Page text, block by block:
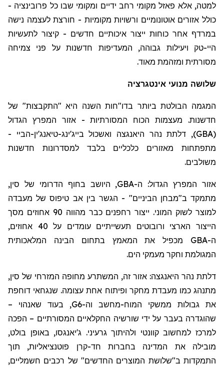
למטה, אלא פאזלמקומי רחב ידיים ומקומי שבו כל פרובינציה -
כולל אזורים אוטונומיים ורשויות מקומיות - חורצת לעצמה נישה
במרדף אחר כוחות ייצור איכותיים חדשים - קיצור לתעשיות
היי-טק ויעילות גבוהה, המעדיפות חדשנות על פני צמיחה
מסורתית ומזהמת מאוד.
שלושה מנועי אינטגרציה
המגמה הבולטת ביותר בדו"חות השנה היא "התקבצות" של
חדשנות. מעצמות הכוח המסורתיות - אזור המפרץ הגדול
(
GBA), דלתת נהר היאנגצה ואשכול בייג'ינג-טיאנג'ין-הביי -
מתפתחות מאזורים כלכליים בלבד למסדרונות חדשנות
משולבים.
אזור המפרץ הגדול: ה-GBA, היושב בחוף הדרומי של סין,
מתמקד ב"מבחן הביניים" - הגשר בין אב טיפוס של מעבדה
למוצר לשוק המוני. ייצור רחפנים
כבר מהווה 90 אחוזים מסך
הייצור הארצי ורובוטים תעשייתיים עומדים על 40 אחוזים,
ה-GBA מכפיל את המאמץ בתחום הבינה המלאכותית
המגולמת וחקר מעמקי הים.
דלתת נהר היאנגצה: אזור זה, המשתרע מחופה המזרחי של סין,
מתנהג כמו מעבדת מחקר ופיתוח אחת עצומה. שנגחאי דוחפת
את גבולות ממשקי המוח-מחשב וה-6 G, בעוד שאנהוי –
שהוגדרה בעבר על ידי שורשיה החקלאיים המסורתיים – הפכה
למרכז למחשוב קוונטי ולהיתוך גרעיני. ג'יאנגסו, באופן בולט,
מובילה את המדינה בחברות חד-קרן פוטנציאליות, תוך
התמקדות ב"שלושת המוצרים החדשים" של רכבים חשמליים,